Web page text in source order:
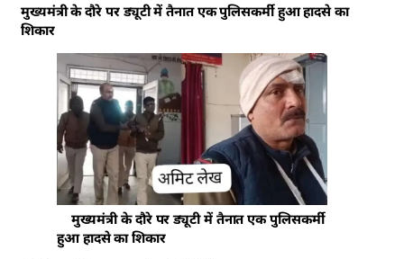
मुख्यमंत्री के दौरे पर ड्यूटी में तैनात एक पुलिसकर्मी हुआ हादसे का
शिकार
मुख्यमंत्री के दौरे पर ड्यूटी में तैनात एक पुलिसकर्मी
हुआ हादसे का शिकार